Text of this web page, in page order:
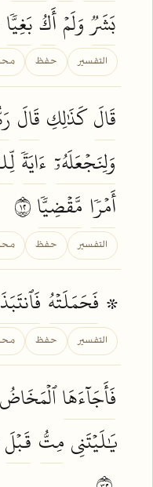
بَشَرٞ وَلَمۡأَكُبَغِيّٗا
التفسير حفظ
قَالَكَذَٰلِكِ قَالَ
وَلِنَجۡعَلَهُۥٓ ءَايَةٗ
أَمۡرٗا مَّقۡضِيّٗا
التفسير حفظ
۞ فَحَمَلَتۡهُ
التفسير حفظ
فَأَجَآءَهَا
يَٰلَيۡتَنِي مِتُّ قَبۡلَ